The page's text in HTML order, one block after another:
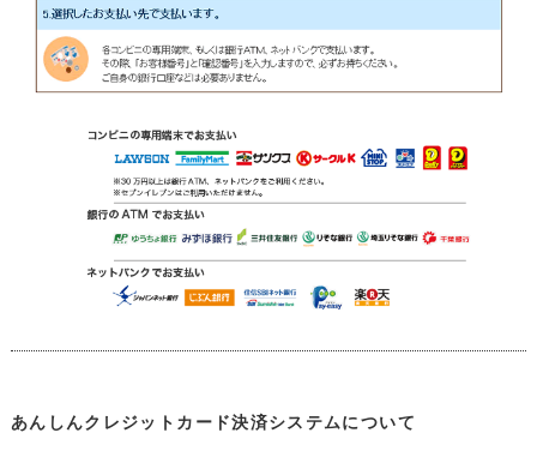
あんしんクレジットカード決済システムについて